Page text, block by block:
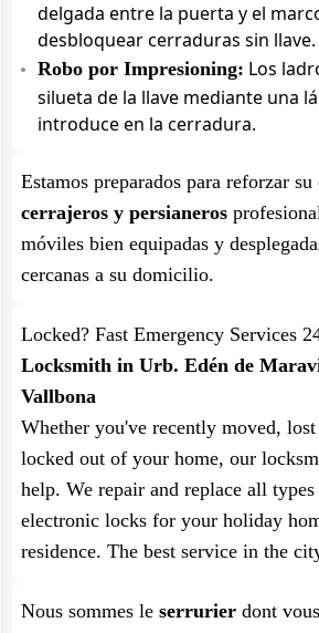
delgada entre la puerta y el
desbloquear cerraduras sin llave.
Robo por Impresioning: Los
silueta de la llave mediante una
introduce en la cerradura.
Estamos preparados para reforzar su
cerrajeros y persianeros
móviles bien equipadas y
cercanas a su domicilio.
Locked? Fast Emergency Services
Locksmith in Urb. Edén de
Vallbona
Whether you've recently moved,
locked out of your home, our
help. We repair and replace all
electronic locks for your holiday
residence. The best service in the
Nous sommes le serrurier dont